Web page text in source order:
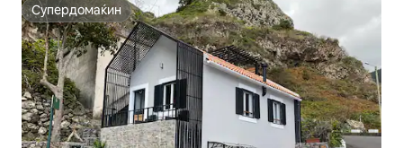
Супердомаќин
Супердомаќин